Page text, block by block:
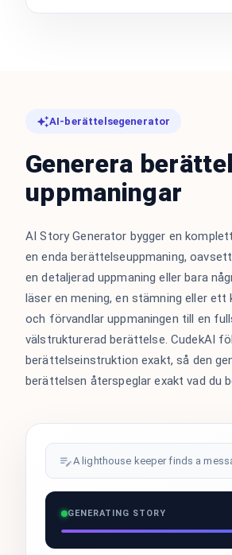
AI-berättelsegenerator
Generera
uppmaningar
AI Story Generator bygger en
en enda berättelseuppmaning,
en detaljerad uppmaning eller bara
läser en mening, en stämning eller ett
och förvandlar uppmaningen till en
välstrukturerad berättelse. CudekAI
berättelseinstruktion exakt, så den
berättelsen återspeglar exakt vad du
GENERATING STORY